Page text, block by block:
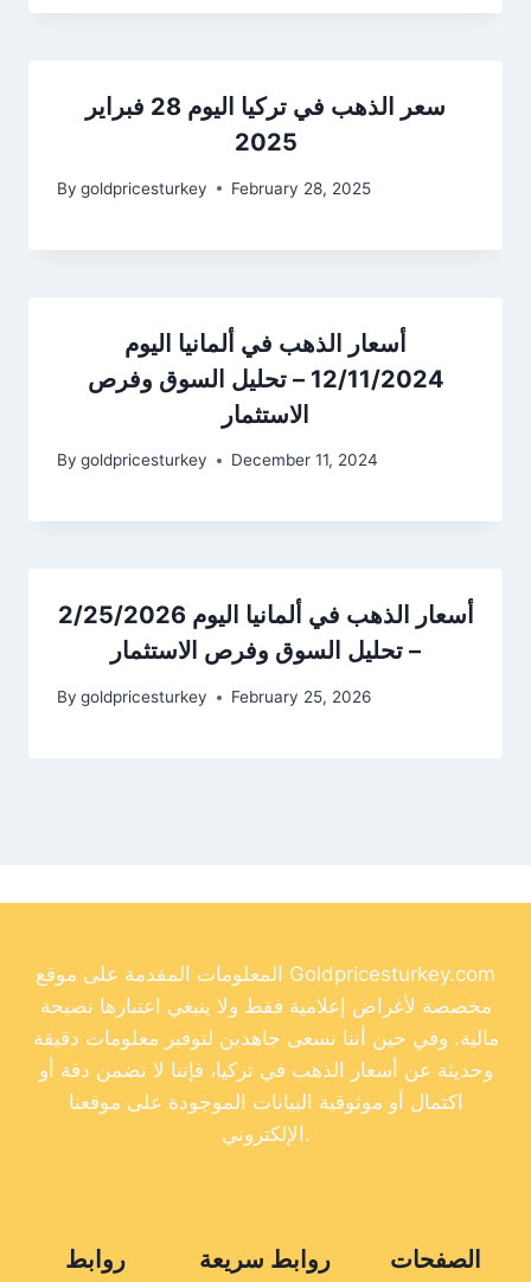
سعر الذهب في تركيا اليوم 28 فبراير
2025
By goldpricesturkey February 28, 2025
أسعار الذهب في ألمانيا اليوم
12/11/2024 – تحليل السوق وفرص
الاستثمار
By goldpricesturkey December 11, 2024
أسعار الذهب في ألمانيا اليوم 2/25/2026
– تحليل السوق وفرص الاستثمار
By goldpricesturkey February 25, 2026
المعلومات المقدمة على موقع Goldpricesturkey.com
مخصصة لأغراض إعلامية فقط ولا ينبغي اعتبارها نصيحة
مالية. وفي حين أننا نسعى جاهدين لتوفير معلومات دقيقة
وحديثة عن أسعار الذهب في تركيا، فإننا لا نضمن دقة أو
اكتمال أو موثوقية البيانات الموجودة على موقعنا
الإلكتروني.
روابط
روابط سريعة
الصفحات